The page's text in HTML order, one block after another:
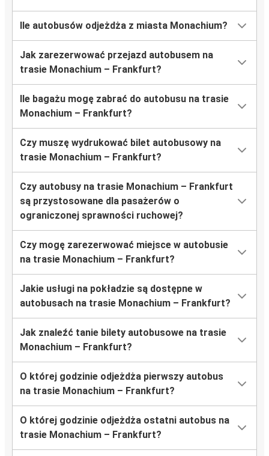
Ile autobusów odjeżdża z miasta Monachium?
Jak zarezerwować przejazd autobusem na
trasie Monachium – Frankfurt?
Ile bagażu mogę zabrać do autobusu na trasie
Monachium – Frankfurt?
Czy muszę wydrukować bilet autobusowy na
trasie Monachium – Frankfurt?
Czy autobusy na trasie Monachium – Frankfurt
są przystosowane dla pasażerów o
ograniczonej sprawności ruchowej?
Czy mogę zarezerwować miejsce w autobusie
na trasie Monachium – Frankfurt?
Jakie usługi na pokładzie są dostępne w
autobusach na trasie Monachium – Frankfurt?
Jak znaleźć tanie bilety autobusowe na trasie
Monachium – Frankfurt?
O której godzinie odjeżdża pierwszy autobus
na trasie Monachium – Frankfurt?
O której godzinie odjeżdża ostatni autobus na
trasie Monachium – Frankfurt?